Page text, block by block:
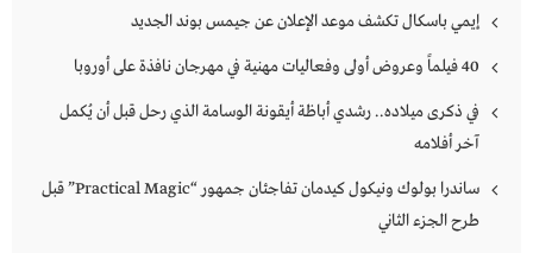
إيمي باسكال تكشف موعد الإعلان عن جيمس بوند الجديد
40 فيلماً وعروض أولى وفعاليات مهنية في مهرجان نافذة على أوروبا
في ذكرى ميلاده.. رشدي أباظة أيقونة الوسامة الذي رحل قبل أن يُكمل
آخر أفلامه
ساندرا بولوك ونيكول كيدمان تفاجئان جمهور “Practical Magic” قبل
طرح الجزء الثاني